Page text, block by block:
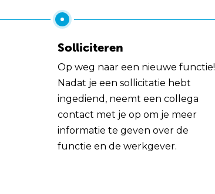
Solliciteren
Op weg naar een nieuwe functie!
Nadat je een sollicitatie hebt
ingediend, neemt een collega
contact met je op om je meer
informatie te geven over de
functie en de werkgever.